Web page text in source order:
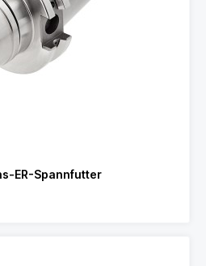
ER-Spannfutter